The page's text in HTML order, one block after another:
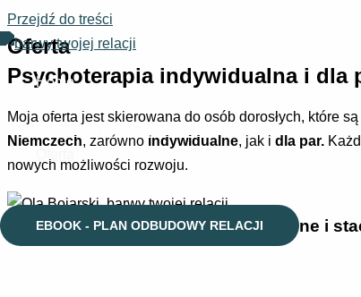
Przejdź do treści
Home
EBOOK - PLAN ODBUDOWY RELACJI
Oferta
Psychoterapia indywidualna i dla
Moja oferta jest skierowana do osób dorosłych, które
Niemczech, zarówno indywidualne, jak i dla par.
nowych możliwości rozwoju.
Konsultacja, psychoterapia par online i